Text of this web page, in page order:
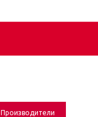
Производители